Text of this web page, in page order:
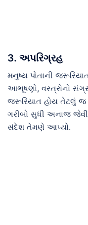
3. અપરિગ્રહ
મનુષ્ય પોતાની
આભૂષણો, વસ્ત્રોનો
જરૂરિયાત હોય તેટલું જ
ગરીબો સુધી અનાજ
સંદેશ તેમણે આપ્યો.